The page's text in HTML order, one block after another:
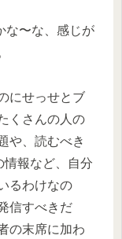
な〜な、感じが
にせっせとブ
くさんの人の
や、読むべき
情報など、自分
るわけなの
信すべきだ
の末席に加わ